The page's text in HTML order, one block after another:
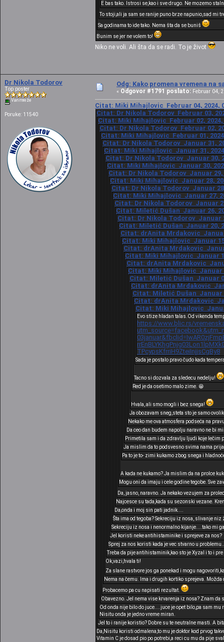
E bas tako. Istrosi se,kao i sve drugo. Ne mozemo
To stoji,ali ja sam se ranije puno brze napunio,sad mi
Sa godinama to ide tako. Nema šta da se buniš
Bunim se jer ne volem to!
Niko ne voli. Ali šta da se radi. To je život
Dr Nikola Todorov
Top poster
Van mreže
Poruke: 11540
Odg: Kako promena vremena na
« Odgovor #1791 poslato: Februar 04,
Citat: Miki Mihajlovic Februar 04, 2024,
Citat: Dr Nikola Todorov Februar 03,
Citat: Miki Mihajlovic Februar 02, 2024,
Citat: Dr Nikola Todorov Februar 02,
Citat: Miki Mihajlovic Februar 01,
Citat: Dr Nikola Todorov Januar 31,
Citat: Miki Mihajlovic Januar 31,
Citat: Dr Nikola Todorov Januar 30,
Citat: Miki Mihajlovic Januar 30,
Citat: Dr Nikola Todorov Januar 29,
Citat: Miki Mihajlovic Januar 28,
Citat: Dr Nikola Todorov Januar
Citat: Miki Mihajlovic Januar 27,
Citat: Dr Nikola Todorov Januar
Citat: Miletić Dušan Januar 26,
Citat: Dr Nikola Todorov Januar
Citat: Miletić Dušan Januar 20,
Citat: drAnita Mrdakovic Januar
Citat: Miki Mihajlovic Januar
Citat: drAnita Mrdakovic
Citat: Miki Mihajlovic Januar
Citat: drAnita Mrdakovic
Citat: Miki Mihajlovic Januar
Citat: Miletić Dušan Januar
Citat: drAnita Mrdakovic
Citat: Miletić Dušan Januar
Citat: drAnita Mrdakovic
Citat: Miki Mihajlovic
Evo stize hladan talas.Od vikenda
https://www.blic.rs/
TPcypsKfrriH9ZteiInjjsCgBy8
Sada je postalo pravo čudo kada
Tacno si dozvala za sledecu nedelju!
Red je da osetimo malo zime. 😁
Hvala, ali smo mogli i bez snega!
Ja obozavam sneg,steta sto je samo
Nekako me ova atmosfera podseća na
Da ceo dan budem napolju naravno ne bi
Primetila sam i da zdravlju ljudi koje lečim
Ja mislim da to podsvesno svima nama
Pa to je to- zimi kukamo zbog snega i
A kada ne kukamo? Ja mislim da na prolce
Mogu oni da imaju i cele godine tegobe. Sve
Da, jasno, naravno. Ja nekako vezujem za
Najcesce su tada,kada su sezonski vezane.
Da,onda i moj sin pati jadnik....
Šta ima od tegoba? Sekreciju iz nosa, slivanje
Sekreciju iz nosa i nenormalno kijanje....tako mi
Jel koristi neke antihistaminike i sprejeve za nos?
Sprej za nos koristi kada je vec stvarno u
Treba da pije antihistaminik,kao sto je Xyzal i to i
Ok,vazi,hvala ti!
Za slane rastvore jos ga ponekad i mogu
Nema na čemu. Ima i drugih kortiko sprejeva. Možda
Probacemo pa cu napisati rezultat.
Obavezno. Jel nema vise krvarenja iz nosa? Znam da
Od onda nije bilo do juce....juce je opet bilo,pa sam
Nisitu onda je jedno vreme miran.
Jel to i ranije koristio? Dobre su te neutralne masti. A
Da,Nisitu koristi odmalena,to mu je doktor kod prvog
Vitamin C je dosad pio po potrebi,a reci cu mu da pije